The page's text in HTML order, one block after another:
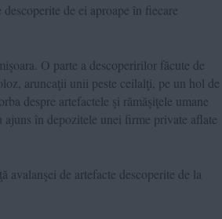
de ei aproape în fiecare
O parte a descoperirilor făcute de
aruncaţii unii peste ceilalţi, pe un hol de
despre artefactele şi rămăşiţele umane
în depozitele unei firme private aflate
avalanşei de artefacte descoperite de la